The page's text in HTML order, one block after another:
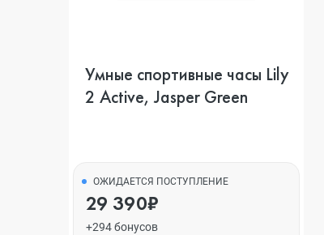
Умные спортивные часы Lily
2 Active, Jasper Green
ОЖИДАЕТСЯ ПОСТУПЛЕНИЕ
29 390₽
+294 бонусов